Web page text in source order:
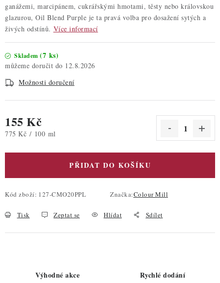
ganážemi, marcipánem, cukrářskými hmotami, těsty nebo královskou
glazurou, Oil Blend Purple je ta pravá volba pro dosažení sytých a
živých odstínů. Více informací
Skladem (7 ks)
12.8.2026
Možnosti doručení
155 Kč
Měrná cena:
775 Kč / 100 ml
PŘIDAT DO KOŠÍKU
Kód zboží: 127-CMO20PPL Značka:Colour Mill
Tisk Zeptat se Hlídat Sdílet
Výhodné akce Rychlé dodání